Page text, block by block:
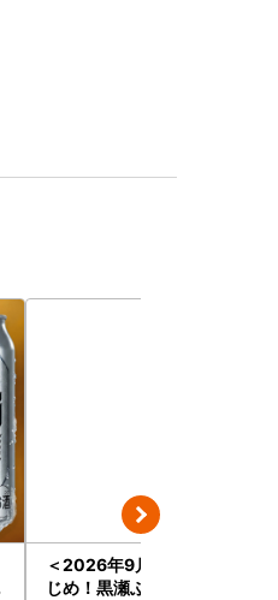
＜2026年9月発送分＞活
じめ！黒瀬ぶりの生鮮ブリ